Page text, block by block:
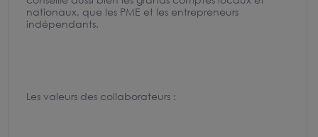
nationaux, que les PME et les entrepreneurs
indépendants.
Les valeurs des collaborateurs :